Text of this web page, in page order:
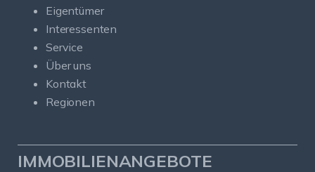
Eigentümer
Interessenten
Service
Über uns
Kontakt
Regionen
IMMOBILIENANGEBOTE